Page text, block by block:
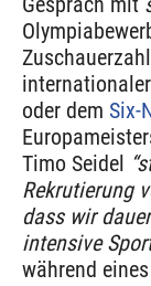
oder dem Six-
Timo Seidel
Rekrutierung
dass wir
intensive
während